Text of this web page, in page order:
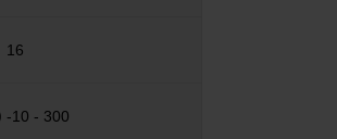
16
-10 - 300